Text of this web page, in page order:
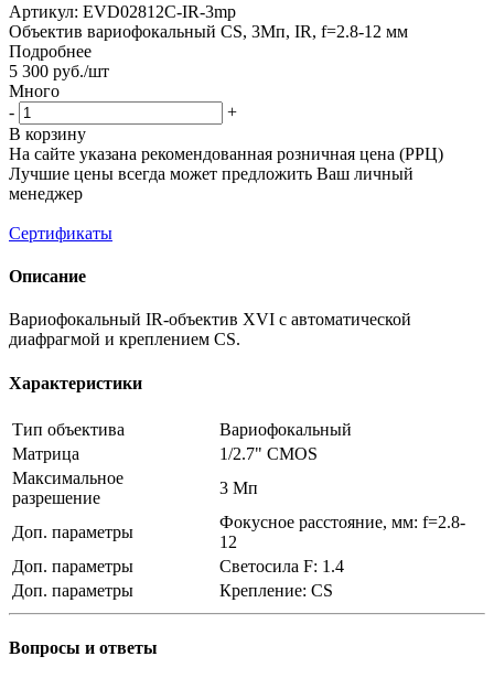
Артикул: EVD02812C-IR-3mp
Объектив вариофокальный CS, 3Мп, IR, f=2.8-12 мм
Подробнее
5 300 руб./шт
Много
-
+
В корзину
На сайте указана рекомендованная розничная цена (РРЦ)
Лучшие цены всегда может предложить Ваш личный
менеджер
Сертификаты
Описание
Вариофокальный IR-объектив XVI с автоматической
диафрагмой и креплением CS.
Характеристики
Тип объектива
Вариофокальный
Матрица
1/2.7" CMOS
Максимальное
разрешение
3 Мп
Доп. параметры
Фокусное расстояние, мм: f=2.8-
12
Доп. параметры
Светосила F: 1.4
Доп. параметры
Крепление: CS
Вопросы и ответы